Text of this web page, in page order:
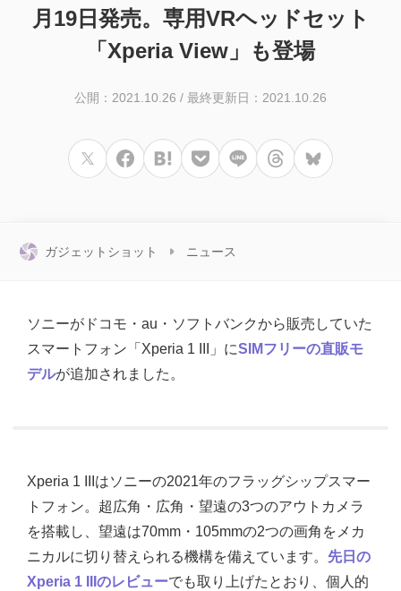
月19日発売。専用VRヘッドセット
「Xperia View」も登場
公開：2021.10.26 / 最終更新日：2021.10.26
ガジェットショット ニュース
ソニーがドコモ・au・ソフトバンクから販売していた
スマートフォン「Xperia 1 III」にSIMフリーの直販モ
デルが追加されました。
Xperia 1 IIIはソニーの2021年のフラッグシップスマー
トフォン。超広角・広角・望遠の3つのアウトカメラ
を搭載し、望遠は70mm・105mmの2つの画角をメカ
ニカルに切り替えられる機構を備えています。 先日の
Xperia 1 IIIのレビューでも取り上げたとおり、個人的